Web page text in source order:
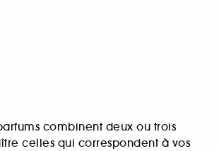
combinent deux ou trois
celles qui correspondent à vos